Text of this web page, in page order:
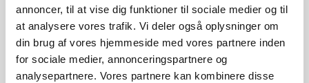
annoncer, til at vise dig funktioner til sociale medier og til
at analysere vores trafik. Vi deler også oplysninger om
din brug af vores hjemmeside med vores partnere inden
for sociale medier, annonceringspartnere og
analysepartnere. Vores partnere kan kombinere disse